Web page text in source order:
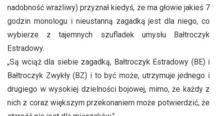
nadobność wrażliwy) przyznał kiedyś, że ma głowie jakieś 7
godzin monologu i nieustanną zagadką jest dla niego, co
wybierze z tajemnych szufladek umysłu Bałtroczyk
Estradowy.
„Są wciąż dla siebie zagadką, Bałtroczyk Estradowy (BE) i
Bałtroczyk Zwykły (BZ) i to być może, utrzymuje jednego i
drugiego w wysokiej dzielności bojowej, mimo, że każdy z
nich z coraz większym przekonaniem może potwierdzić, że